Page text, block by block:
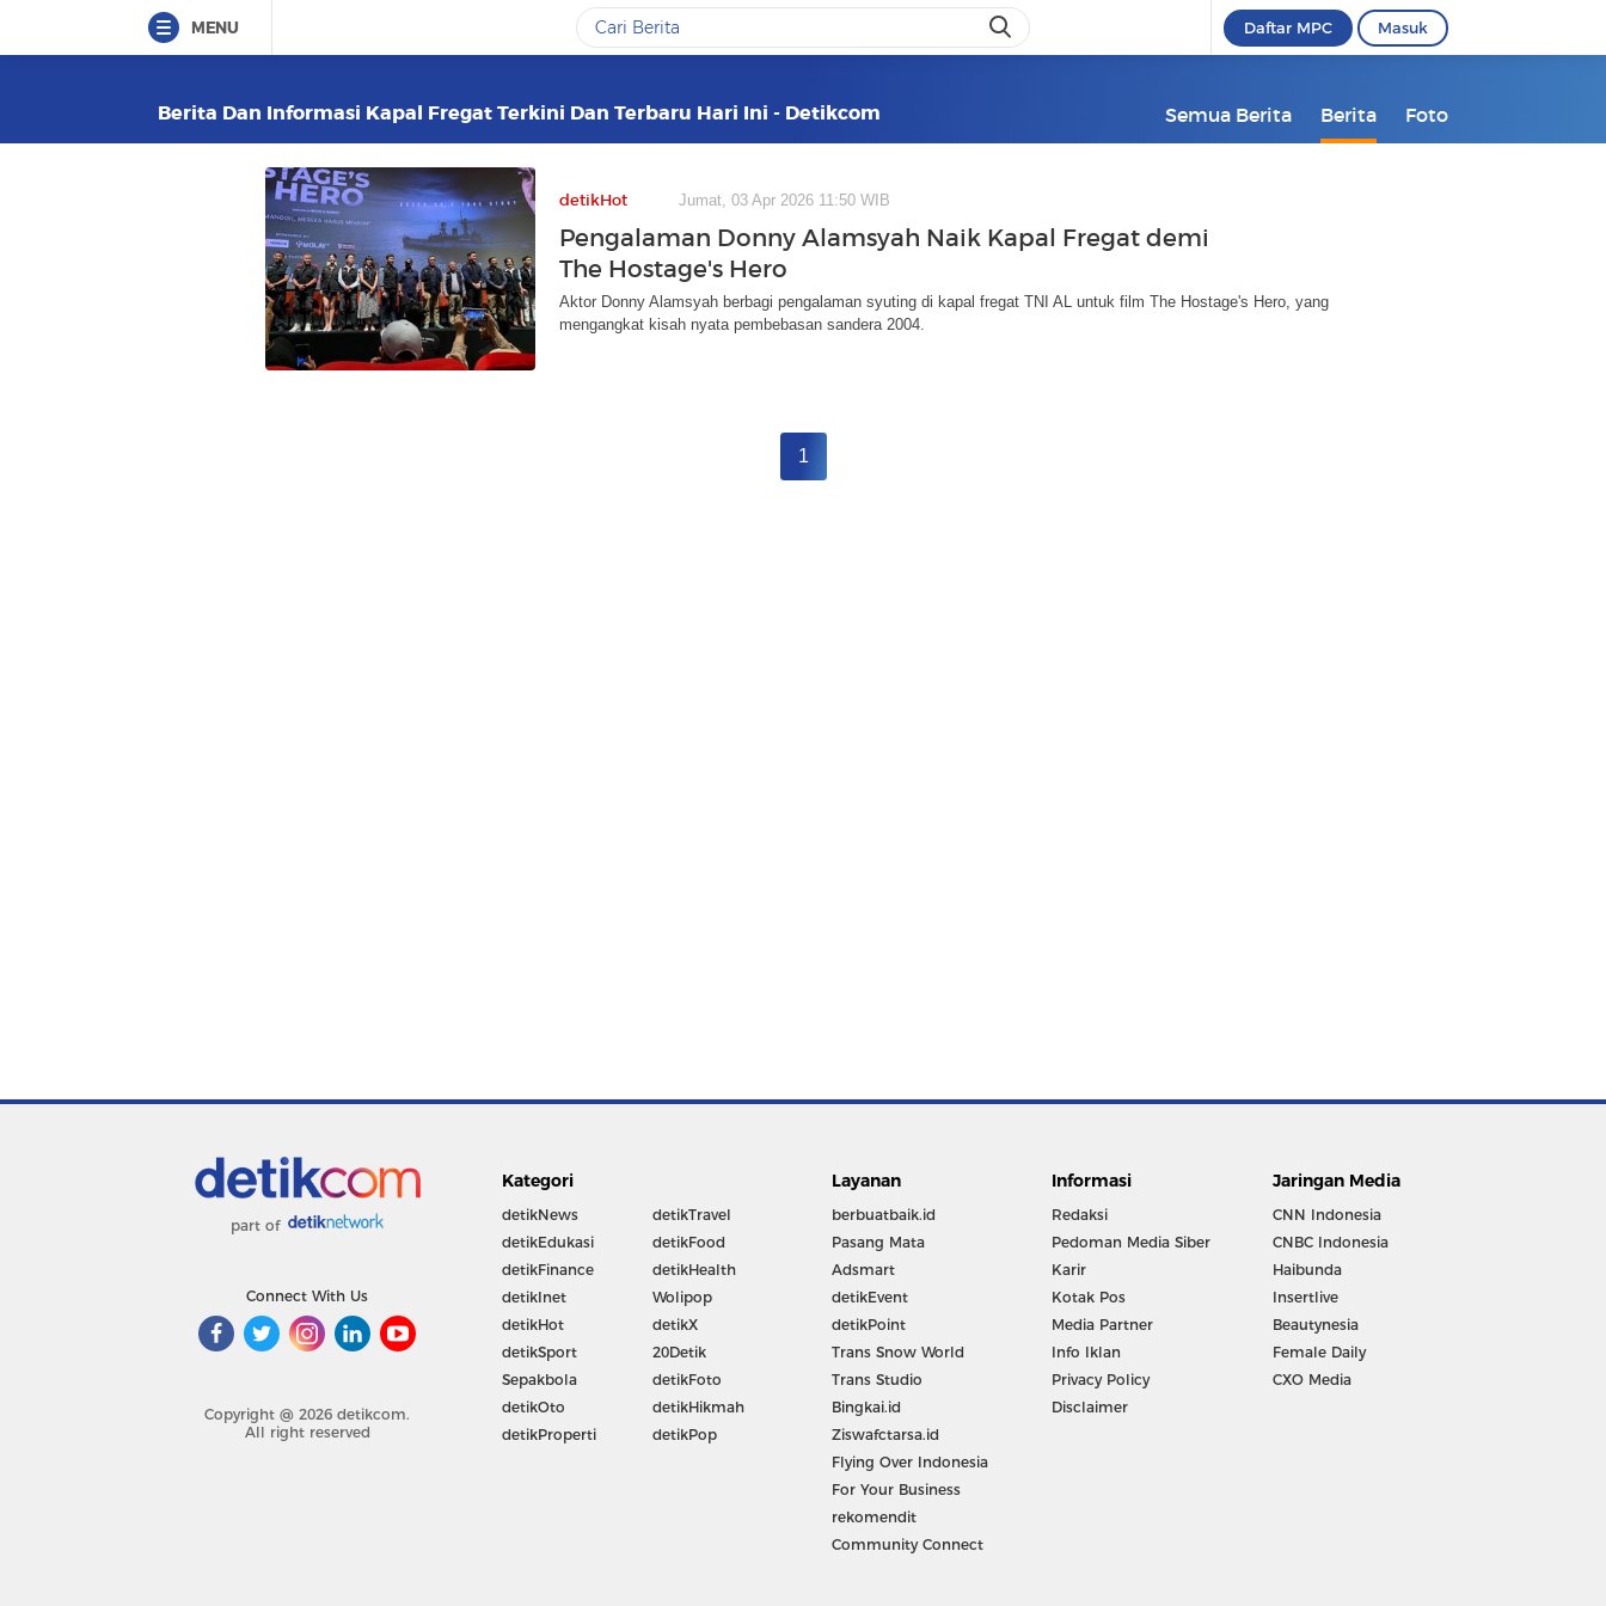
MENU Daftar MPC Masuk
Berita Dan Informasi Kapal Fregat Terkini Dan Terbaru Hari Ini - Detikcom Semua Berita Berita Foto
detikHot Jumat, 03 Apr 2026 11:50 WIB
Pengalaman Donny Alamsyah Naik Kapal Fregat demi
The Hostage's Hero
Aktor Donny Alamsyah berbagi pengalaman syuting di kapal fregat TNI AL untuk film The Hostage's Hero, yang
mengangkat kisah nyata pembebasan sandera 2004.
1
part of
Connect With Us
Copyright @ 2026 detikcom.
All right reserved
Kategori
detikNews
detikEdukasi
detikFinance
detikInet
detikHot
detikSport
Sepakbola
detikOto
detikProperti
detikTravel
detikFood
detikHealth
Wolipop
detikX
20Detik
detikFoto
detikHikmah
detikPop
Layanan
berbuatbaik.id
Pasang Mata
Adsmart
detikEvent
detikPoint
Trans Snow World
Trans Studio
Bingkai.id
Ziswafctarsa.id
Flying Over Indonesia
For Your Business
rekomendit
Community Connect
Informasi
Redaksi
Pedoman Media Siber
Karir
Kotak Pos
Media Partner
Info Iklan
Privacy Policy
Disclaimer
Jaringan Media
CNN Indonesia
CNBC Indonesia
Haibunda
Insertlive
Beautynesia
Female Daily
CXO Media